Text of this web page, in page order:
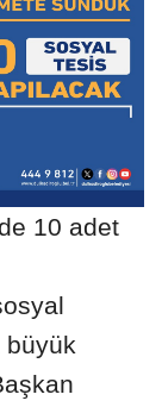
10 adet
büyük